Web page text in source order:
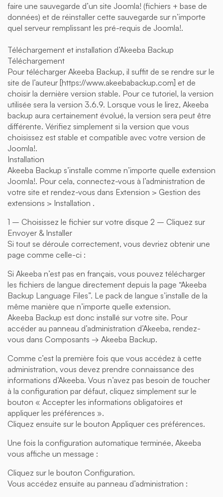
faire une sauvegarde d’un site Joomla! (fichiers + base de
données) et de réinstaller cette sauvegarde sur n’importe
quel serveur remplissant les pré-requis de Joomla!.
Téléchargement et installation d’Akeeba Backup
Téléchargement
Pour télécharger Akeeba Backup, il suffit de se rendre sur le
site de l’auteur [https://www.akeebabackup.com] et de
choisir la dernière version stable. Pour ce tutoriel, la version
utilisée sera la version 3.6.9. Lorsque vous le lirez, Akeeba
backup aura certainement évolué, la version sera peut être
différente. Vérifiez simplement si la version que vous
choisissez est stable et compatible avec votre version de
Joomla!.
Installation
Akeeba Backup s’installe comme n’importe quelle extension
Joomla!. Pour cela, connectez-vous à l’administration de
votre site et rendez-vous dans Extension > Gestion des
extensions > Installation .
1 – Choisissez le fichier sur votre disque 2 – Cliquez sur
Envoyer & Installer
Si tout se déroule correctement, vous devriez obtenir une
page comme celle-ci :
Si Akeeba n’est pas en français, vous pouvez télécharger
les fichiers de langue directement depuis la page “Akeeba
Backup Language Files”. Le pack de langue s’installe de la
même manière que n’importe quelle extension.
Akeeba Backup est donc installé sur votre site. Pour
accéder au panneau d’administration d’Akeeba, rendez-
vous dans Composants → Akeeba Backup.
Comme c’est la première fois que vous accédez à cette
administration, vous devez prendre connaissance des
informations d’Akeeba. Vous n’avez pas besoin de toucher
à la configuration par défaut, cliquez simplement sur le
bouton « Accepter les informations obligatoires et
appliquer les préférences ».
Cliquez ensuite sur le bouton Appliquer ces préférences.
Une fois la configuration automatique terminée, Akeeba
vous affiche un message :
Cliquez sur le bouton Configuration.
Vous accédez ensuite au panneau d’administration :